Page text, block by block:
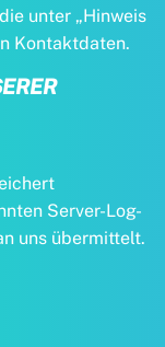
unter „Hinweis
Kontaktdaten.
Server-Log-
uns übermittelt.